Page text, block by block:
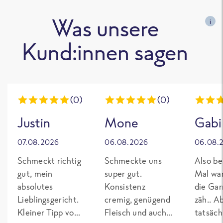
Was unsere
Kund:innen sagen
i
(0)
Justin
07.08.2026
Schmeckt richtig
gut, mein
absolutes
Lieblingsgericht.
Kleiner Tipp von
(0)
Mone
06.08.2026
Schmeckte uns
super gut.
Konsistenz
cremig, genügend
Fleisch und auch
Gabi
Also
Mal
die
zäh..